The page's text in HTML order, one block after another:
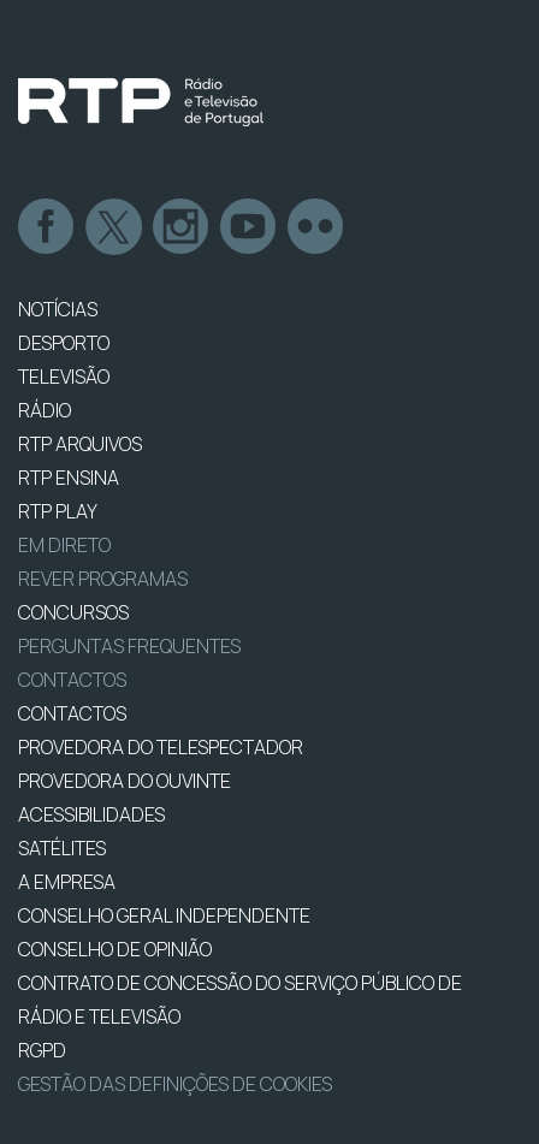
NOTÍCIAS
DESPORTO
TELEVISÃO
RÁDIO
RTP ARQUIVOS
RTP ENSINA
RTP PLAY
EM DIRETO
REVER PROGRAMAS
CONCURSOS
PERGUNTAS FREQUENTES
CONTACTOS
CONTACTOS
PROVEDORA DO TELESPECTADOR
PROVEDORA DO OUVINTE
ACESSIBILIDADES
SATÉLITES
A EMPRESA
CONSELHO GERAL INDEPENDENTE
CONSELHO DE OPINIÃO
CONTRATO DE CONCESSÃO DO SERVIÇO PÚBLICO DE
RÁDIO E TELEVISÃO
RGPD
GESTÃO DAS DEFINIÇÕES DE COOKIES